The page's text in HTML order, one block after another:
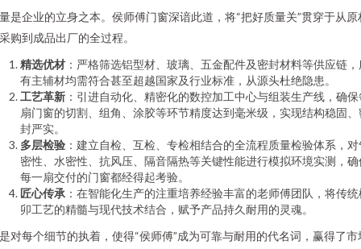
是企业的立身之本。侯师傅门窗深谙此道，将“把好质量关”贯穿于从原
购到成品出厂的全过程。
精选优材 ：严格筛选铝型材、玻璃、五金配件及密封材料等供应链，
有主辅材均需符合甚至超越国家及行业标准，从源头杜绝隐患。
工艺革新 ：引进自动化、精密化的数控加工中心与组装生产线，确保
扇门窗的切割、组角、涂胶等环节精度达到毫米级，实现结构稳固、
封严实。
多层检验 ：建立自检、互检、专检相结合的全流程质量检验体系，对
密性、水密性、抗风压、隔音隔热等关键性能进行模拟环境实测，确
每一扇交付的门窗都经得起考验。
匠心传承 ：在智能化生产的注重培养经验丰富的老师傅团队，将传统
卯工艺的精髓与现代技术结合，赋予产品持久耐用的灵魂。
对每个细节的执着，使得“侯师傅”成为可靠与耐用的代名词，赢得了市